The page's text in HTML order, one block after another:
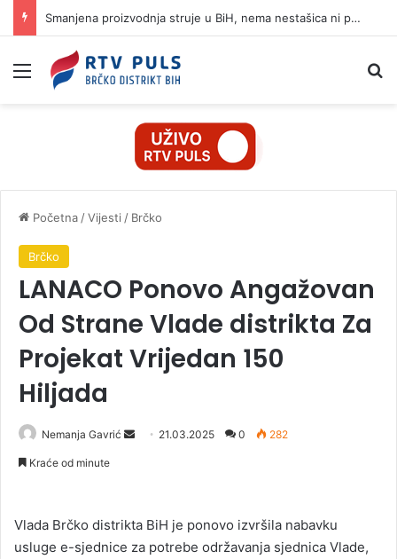
Smanjena proizvodnja struje u BiH, nema nestašica ni poskupljenja
Izbornik
Početna /Vijesti / Brčko
Brčko
LANACO Ponovo Angažovan
Od Strane Vlade distrikta Za
Projekat Vrijedan 150
Hiljada
Nemanja Gavrić
a
21.03.2025 0 282
Kraće od minute
Vlada Brčko distrikta BiH je ponovo izvršila nabavku
usluge e-sjednice za potrebe održavanja sjednica Vlade,